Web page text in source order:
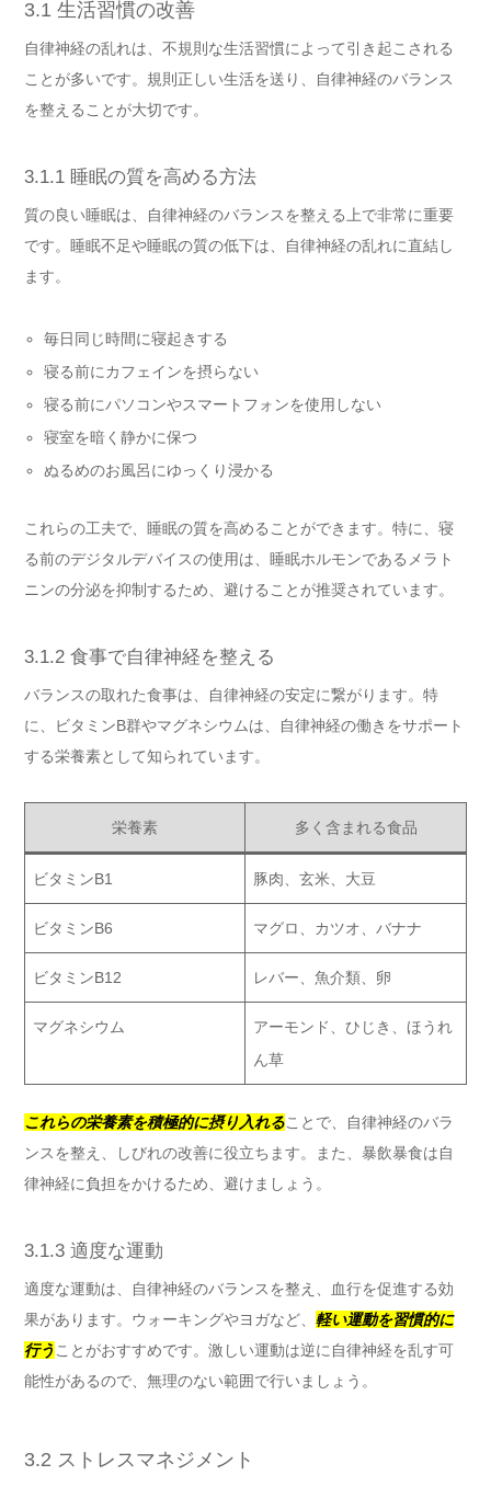
3.1 生活習慣の改善
自律神経の乱れは、不規則な生活習慣によって引き起こされる
ことが多いです。規則正しい生活を送り、自律神経のバランス
を整えることが大切です。
3.1.1 睡眠の質を高める方法
質の良い睡眠は、自律神経のバランスを整える上で非常に重要
です。睡眠不足や睡眠の質の低下は、自律神経の乱れに直結し
ます。
毎日同じ時間に寝起きする
寝る前にカフェインを摂らない
寝る前にパソコンやスマートフォンを使用しない
寝室を暗く静かに保つ
ぬるめのお風呂にゆっくり浸かる
これらの工夫で、睡眠の質を高めることができます。特に、寝
る前のデジタルデバイスの使用は、睡眠ホルモンであるメラト
ニンの分泌を抑制するため、避けることが推奨されています。
3.1.2 食事で自律神経を整える
バランスの取れた食事は、自律神経の安定に繋がります。特
に、ビタミンB群やマグネシウムは、自律神経の働きをサポート
する栄養素として知られています。
栄養素 多く含まれる食品
ビタミンB1 豚肉、玄米、大豆
ビタミンB6 マグロ、カツオ、バナナ
ビタミンB12 レバー、魚介類、卵
マグネシウム
アーモンド、ひじき、ほうれ
ん草
これらの栄養素を積極的に摂り入れることで、自律神経のバラ
ンスを整え、しびれの改善に役立ちます。また、暴飲暴食は自
律神経に負担をかけるため、避けましょう。
3.1.3 適度な運動
適度な運動は、自律神経のバランスを整え、血行を促進する効
果があります。ウォーキングやヨガなど、 軽い運動を習慣的に
行う ことがおすすめです。激しい運動は逆に自律神経を乱す可
能性があるので、無理のない範囲で行いましょう。
3.2 ストレスマネジメント